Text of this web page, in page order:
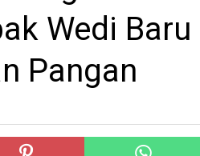
Wedi Baru
Pangan